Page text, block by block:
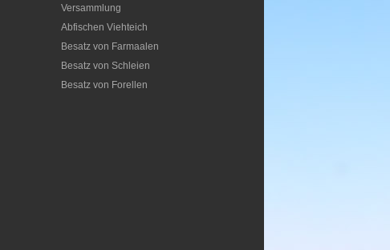
Versammlung
Abfischen Viehteich
Besatz von Farmaalen
Besatz von Schleien
Besatz von Forellen